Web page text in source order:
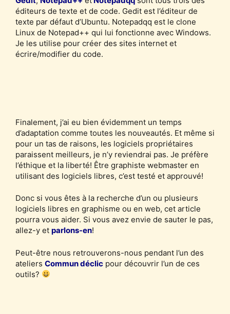
éditeurs de texte et de code. Gedit est l’éditeur de
texte par défaut d’Ubuntu. Notepadqq est le clone
Linux de Notepad++ qui lui fonctionne avec Windows.
Je les utilise pour créer des sites internet et
écrire/modifier du code.
Finalement, j’ai eu bien évidemment un temps
d’adaptation comme toutes les nouveautés. Et même si
pour un tas de raisons, les logiciels propriétaires
paraissent meilleurs, je n’y reviendrai pas. Je préfère
l’éthique et la liberté! Être graphiste webmaster en
utilisant des logiciels libres, c’est testé et approuvé!
Donc si vous êtes à la recherche d’un ou plusieurs
logiciels libres en graphisme ou en web, cet article
pourra vous aider. Si vous avez envie de sauter le pas,
allez-y et parlons-en!
Peut-être nous retrouverons-nous pendant l’un des
ateliers Commun déclic pour découvrir l’un de ces
outils?